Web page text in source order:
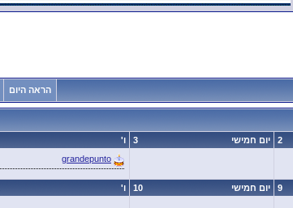
הראה היום
2
3 יום חמישי
ו'
grandepunto
9
10 יום חמישי ו'